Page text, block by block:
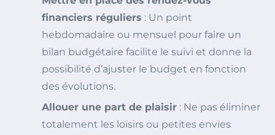
financiers réguliers : Un point
hebdomadaire ou mensuel pour faire un
bilan budgétaire facilite le suivi et donne la
possibilité d’ajuster le budget en fonction
des évolutions.
Allouer une part de plaisir : Ne pas éliminer
totalement les loisirs ou petites envies